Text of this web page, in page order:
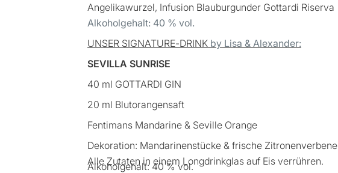
Angelikawurzel, Infusion Blauburgunder Gottardi Riserva
Alkoholgehalt: 40 % vol.
UNSER SIGNATURE-DRINK by Lisa & Alexander:
SEVILLA SUNRISE
40 ml GOTTARDI GIN
20 ml Blutorangensaft
Fentimans Mandarine & Seville Orange
Dekoration: Mandarinenstücke & frische Zitronenverbene
Alle Zutaten in einem Longdrinkglas auf Eis verrühren.
Alkoholgehalt: 40 % vol.